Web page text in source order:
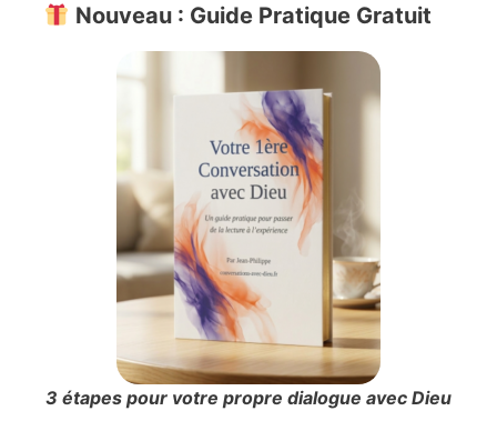
Nouveau : Guide Pratique Gratuit
3 étapes pour votre propre dialogue avec Dieu